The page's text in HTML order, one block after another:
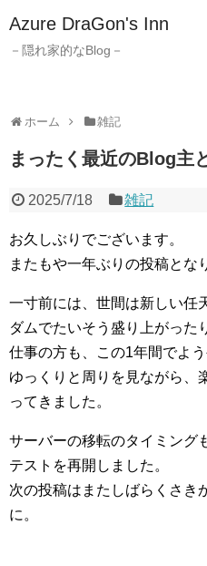
Azure DraGon's Inn
－隠れ家的なBlog－
ホーム 雑記
まったく最近のBlog主
2025/7/18 雑記
お久しぶりでございます。
またもや一年ぶりの投稿とな
一寸前には、世間は新しい任
ダムでたいそう盛り上がった
仕事の方も、この1年間でよ
ゆっくりと周りを見ながら、
ってきました。
サーバーの移転のタイミング
テストを再開しました。
次の投稿はまたしばらくさき
に。